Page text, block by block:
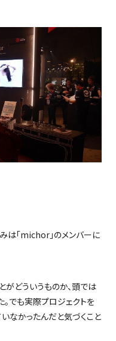
は「michor」のメンバーに
がどういうものか、頭では
でも実際プロジェクトを
なかったんだと気づくこと